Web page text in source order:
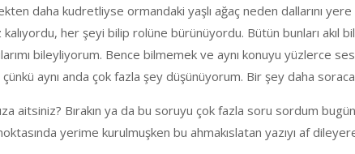
daha kudretliyse ormandaki yaşlı ağaç neden dallarını
her şeyi bilip rolüne bürünüyordu. Bütün bunları
bileyliyorum. Bence bilmemek ve aynı konuyu yüzlerce
aynı anda çok fazla şey düşünüyorum. Bir şey daha
aitsiniz? Bırakın ya da bu soruyu çok fazla soru sordum
noktasında yerime kurulmuşken bu ahmakıslatan yazıyı af